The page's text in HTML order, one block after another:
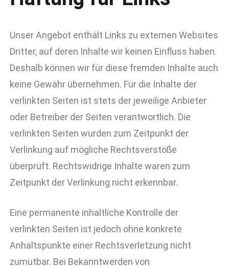
Unser Angebot enthält Links zu externen Websites
Dritter, auf deren Inhalte wir keinen Einfluss haben.
Deshalb können wir für diese fremden Inhalte auch
keine Gewähr übernehmen. Für die Inhalte der
verlinkten Seiten ist stets der jeweilige Anbieter
oder Betreiber der Seiten verantwortlich. Die
verlinkten Seiten wurden zum Zeitpunkt der
Verlinkung auf mögliche Rechtsverstöße
überprüft. Rechtswidrige Inhalte waren zum
Zeitpunkt der Verlinkung nicht erkennbar.
Eine permanente inhaltliche Kontrolle der
verlinkten Seiten ist jedoch ohne konkrete
Anhaltspunkte einer Rechtsverletzung nicht
zumutbar. Bei Bekanntwerden von